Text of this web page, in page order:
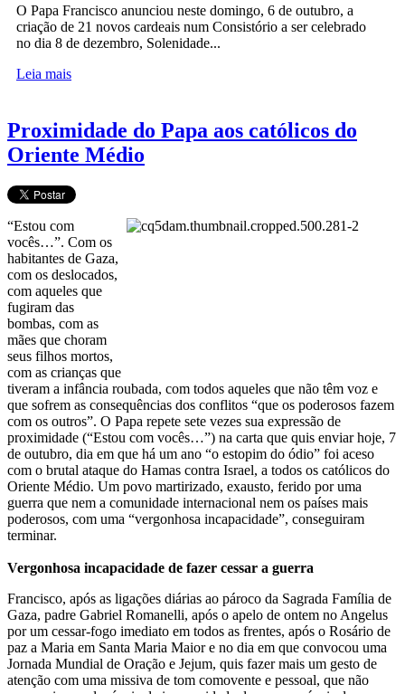
O Papa Francisco anunciou neste domingo, 6 de outubro, a
criação de 21 novos cardeais num Consistório a ser celebrado
no dia 8 de dezembro, Solenidade...
Leia mais
Proximidade do Papa aos católicos do
Oriente Médio
“Estou com
vocês…”. Com os
habitantes de Gaza,
com os deslocados,
com aqueles que
fugiram das
bombas, com as
mães que choram
seus filhos mortos,
com as crianças que
tiveram a infância roubada, com todos aqueles que não têm voz e
que sofrem as consequências dos conflitos “que os poderosos fazem
com os outros”. O Papa repete sete vezes sua expressão de
proximidade (“Estou com vocês…”) na carta que quis enviar hoje, 7
de outubro, dia em que há um ano “o estopim do ódio” foi aceso
com o brutal ataque do Hamas contra Israel, a todos os católicos do
Oriente Médio. Um povo martirizado, exausto, ferido por uma
guerra que nem a comunidade internacional nem os países mais
poderosos, com uma “vergonhosa incapacidade”, conseguiram
terminar.
Vergonhosa incapacidade de fazer cessar a guerra
Francisco, após as ligações diárias ao pároco da Sagrada Família de
Gaza, padre Gabriel Romanelli, após o apelo de ontem no Angelus
por um cessar-fogo imediato em todos as frentes, após o Rosário de
paz a Maria em Santa Maria Maior e no dia em que convocou uma
Jornada Mundial de Oração e Jejum, quis fazer mais um gesto de
atenção com uma missiva de tom comovente e pessoal, que não